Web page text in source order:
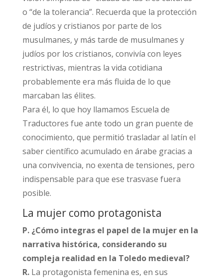
o “de la tolerancia”. Recuerda que la protección
de judíos y cristianos por parte de los
musulmanes, y más tarde de musulmanes y
judíos por los cristianos, convivía con leyes
restrictivas, mientras la vida cotidiana
probablemente era más fluida de lo que
marcaban las élites.​
Para él, lo que hoy llamamos Escuela de
Traductores fue ante todo un gran puente de
conocimiento, que permitió trasladar al latín el
saber científico acumulado en árabe gracias a
una convivencia, no exenta de tensiones, pero
indispensable para que ese trasvase fuera
posible.​
La mujer como protagonista
P. ¿Cómo integras el papel de la mujer en la
narrativa histórica, considerando su
compleja realidad en la Toledo medieval?
R.La protagonista femenina es, en sus